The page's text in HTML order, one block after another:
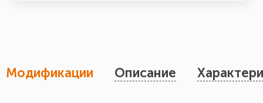
Модификации Описание